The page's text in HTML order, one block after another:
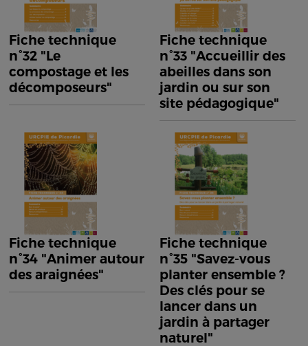
Fiche technique
n°32 "Le
compostage et les
décomposeurs"
Fiche technique
n°33 "Accueillir des
abeilles dans son
jardin ou sur son
site pédagogique"
Fiche technique
n°34 "Animer autour
des araignées"
Fiche technique
n°35 "Savez-vous
planter ensemble ?
Des clés pour se
lancer dans un
jardin à partager
naturel"